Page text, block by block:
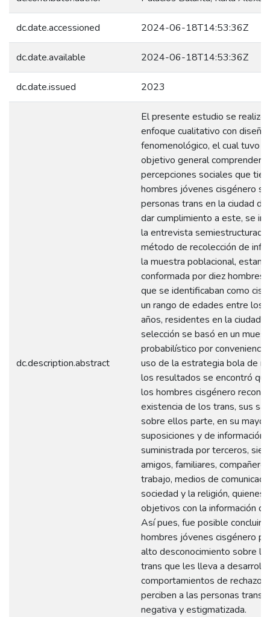
dc.date.accessioned 2024-06-18T14:53:36Z
dc.date.available 2024-06-18T14:53:36Z
dc.date.issued 2023
dc.description.abstract
El presente estudio se realizó
enfoque cualitativo con diseño
fenomenológico, el cual tuvo
objetivo general comprender
percepciones sociales que
hombres jóvenes cisgénero
personas trans en la ciudad de
dar cumplimiento a este, se
la entrevista semiestructurada
método de recolección de
la muestra poblacional,
conformada por diez hombres
que se identificaban como
un rango de edades entre los
años, residentes en la ciudad
selección se basó en un
probabilístico por conveniencia
uso de la estrategia bola de
los resultados se encontró
los hombres cisgénero
existencia de los trans, sus
sobre ellos parte, en su
suposiciones y de información
suministrada por terceros,
amigos, familiares,
trabajo, medios de
sociedad y la religión, quienes
objetivos con la información
Así pues, fue posible concluir
hombres jóvenes cisgénero
alto desconocimiento sobre la
trans que les lleva a
comportamientos de rechazo,
perciben a las personas trans
negativa y estigmatizada.